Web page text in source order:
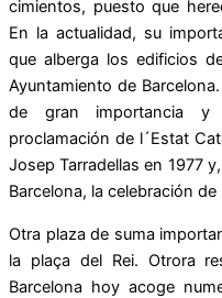
cimientos, puesto que
En la actualidad, su
que alberga los edificios
Ayuntamiento de
de gran importancia y
proclamación de l´Estat
Josep Tarradellas en 1977
Barcelona, la celebración
Otra plaza de suma
la plaça del Rei. Otrora
Barcelona hoy acoge